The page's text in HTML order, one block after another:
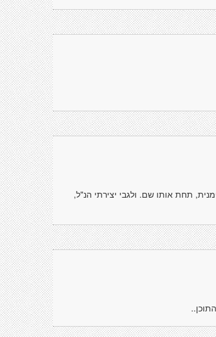
יש מלגה לאומנית ימנית, תחת אותו שם. ולגבי יצירתי הנ"ל,